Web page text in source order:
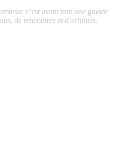
c’est avant tout une grande
de rencontres et d’affinités.